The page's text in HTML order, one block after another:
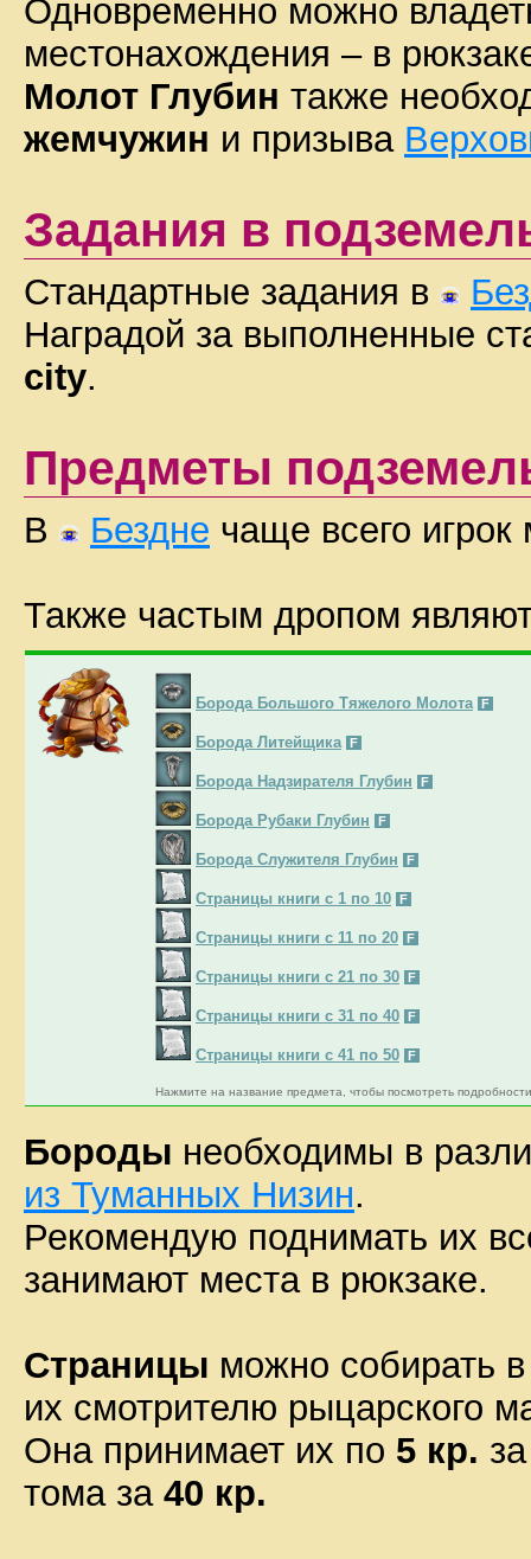
Одновременно можно
местонахождения – в
Молот Глубин также
жемчужин и призыва
Задания в
Стандартные задания в
Наградой за выполненные
city.
Предметы
В Бездне чаще всего
Также частым дропом
Борода Большого Тяжелого Молота F
Борода Литейщика F
Борода Надзирателя Глубин F
Борода Рубаки Глубин F
Борода Служителя Глубин F
Страницы книги с 1 по 10 F
Страницы книги с 11 по 20 F
Страницы книги с 21 по 30 F
Страницы книги с 31 по 40 F
Страницы книги с 41 по 50 F
Нажмите на название предмета, чтобы посмотреть
Бороды необходимы в
из Туманных Низин.
Рекомендую поднимать их
занимают места в рюкзаке.
Страницы можно собирать
их смотрителю рыцарского
Она принимает их по 5 кр.
тома за 40 кр.